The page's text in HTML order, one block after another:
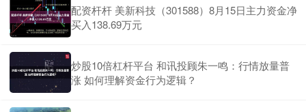
配资杆杆 美新科技（301588）8月15日主力资金净
买入138.69万元
炒股10倍杠杆平台 和讯投顾朱一鸣：行情放量普
涨 如何理解资金行为逻辑？